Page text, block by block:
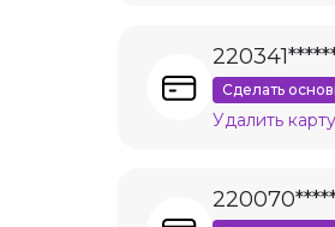
Сделать
Удалить карту